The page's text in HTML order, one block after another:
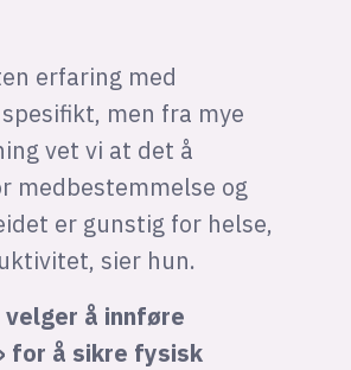
erfaring med
men fra mye
vet vi at det å
medbestemmelse og
er gunstig for helse,
sier hun.
velger å innføre
for å sikre fysisk